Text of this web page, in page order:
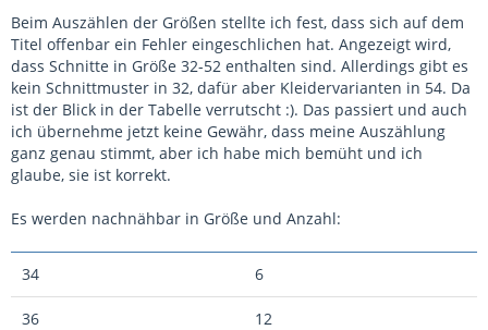
Beim Auszählen der Größen stellte ich fest, dass sich auf dem
Titel offenbar ein Fehler eingeschlichen hat. Angezeigt wird,
dass Schnitte in Größe 32-52 enthalten sind. Allerdings gibt es
kein Schnittmuster in 32, dafür aber Kleidervarianten in 54. Da
ist der Blick in der Tabelle verrutscht :). Das passiert und auch
ich übernehme jetzt keine Gewähr, dass meine Auszählung
ganz genau stimmt, aber ich habe mich bemüht und ich
glaube, sie ist korrekt.
Es werden nachnähbar in Größe und Anzahl:
34 6
36 12